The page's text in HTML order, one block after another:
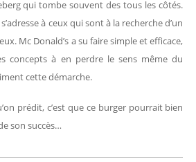
qui tombe souvent des tous les côtés.
à ceux qui sont à la recherche d’un
Mc Donald’s a su faire simple et efficace,
concepts à en perdre le sens même du
cette démarche.
prédit, c’est que ce burger pourrait bien
son succès…